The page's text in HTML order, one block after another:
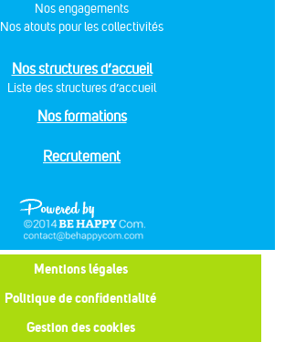
Nos engagements
Nos atouts pour les collectivités
Nos structures d’accueil
Liste des structures d’accueil
Nos formations
Recrutement
Mentions légales
Politique de confidentialité
Gestion des cookies